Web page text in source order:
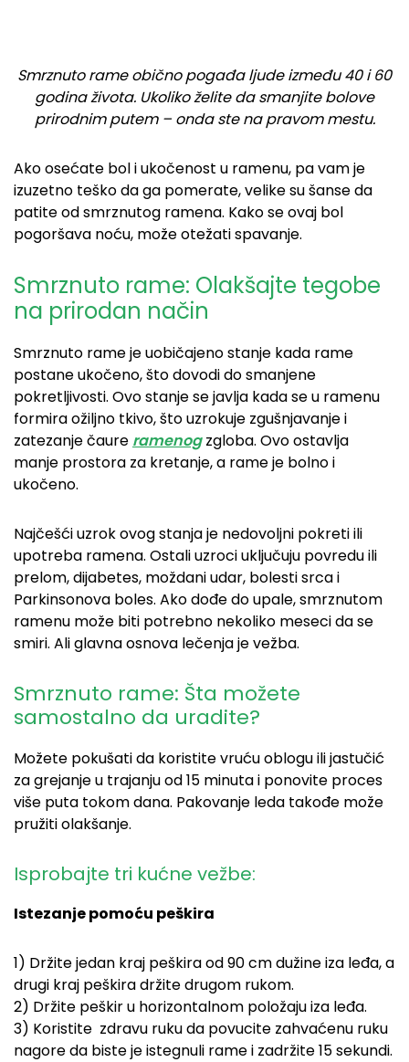
Smrznuto rame obično pogađa ljude između 40 i 60
godina života. Ukoliko želite da smanjite bolove
prirodnim putem – onda ste na pravom mestu.
Ako osećate bol i ukočenost u ramenu, pa vam je
izuzetno teško da ga pomerate, velike su šanse da
patite od smrznutog ramena. Kako se ovaj bol
pogoršava noću, može otežati spavanje.
Smrznuto rame: Olakšajte tegobe
na prirodan način
Smrznuto rame je uobičajeno stanje kada rame
postane ukočeno, što dovodi do smanjene
pokretljivosti. Ovo stanje se javlja kada se u ramenu
formira ožiljno tkivo, što uzrokuje zgušnjavanje i
zatezanje čaure ramenogzgloba. Ovo ostavlja
manje prostora za kretanje, a rame je bolno i
ukočeno.
Najčešći uzrok ovog stanja je nedovoljni pokreti ili
upotreba ramena. Ostali uzroci uključuju povredu ili
prelom, dijabetes, moždani udar, bolesti srca i
Parkinsonova boles. Ako dođe do upale, smrznutom
ramenu može biti potrebno nekoliko meseci da se
smiri. Ali glavna osnova lečenja je vežba.
Smrznuto rame: Šta možete
samostalno da uradite?
Možete pokušati da koristite vruću oblogu ili jastučić
za grejanje u trajanju od 15 minuta i ponovite proces
više puta tokom dana. Pakovanje leda takođe može
pružiti olakšanje.
Isprobajte tri kućne vežbe:
Istezanje pomoću peškira
1) Držite jedan kraj peškira od 90 cm dužine iza leđa, a
drugi kraj peškira držite drugom rukom.
2) Držite peškir u horizontalnom položaju iza leđa.
3) Koristite zdravu ruku da povucite zahvaćenu ruku
nagore da biste je istegnuli rame i zadržite 15 sekundi.